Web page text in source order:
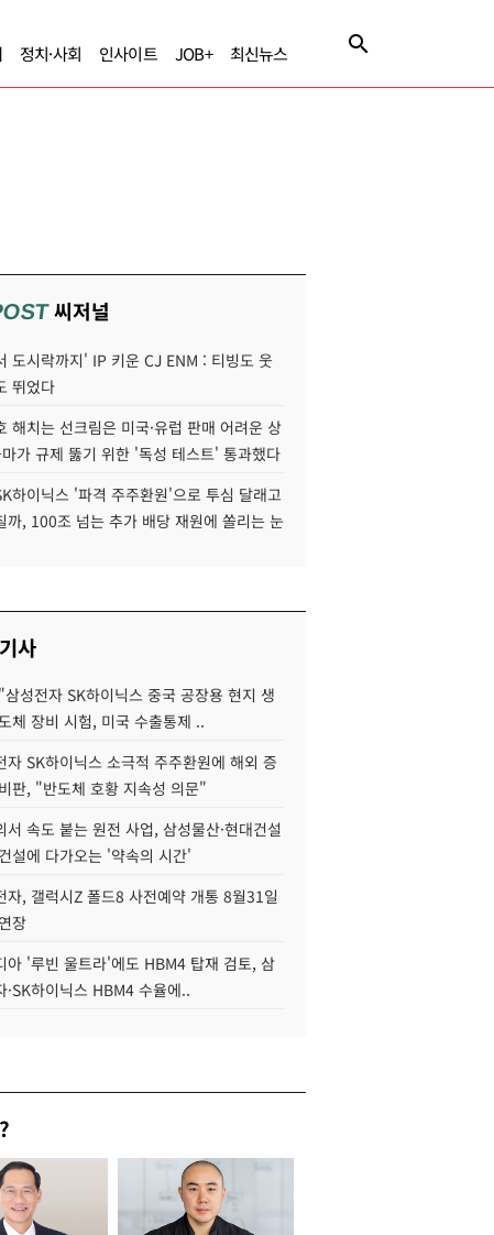
정치·사회 인사이트 JOB+ 최신뉴스
씨저널
도시락까지' IP 키운 CJ ENM : 티빙도 웃
뛰었다
해치는 선크림은 미국·유럽 판매 어려운 상
가 규제 뚫기 위한 '독성 테스트' 통과했다
하이닉스 '파격 주주환원'으로 투심 달래고
까, 100조 넘는 추가 배당 재원에 쏠리는 눈
사
성전자 SK하이닉스 중국 공장용 현지 생
체 장비 시험, 미국 수출통제 ..
자 SK하이닉스 소극적 주주환원에 해외 증
판, "반도체 호황 지속성 의문"
서 속도 붙는 원전 사업, 삼성물산·현대건설
설에 다가오는 '약속의 시간'
자, 갤럭시Z 폴드8 사전예약 개통 8월31일
장
아 '루빈 울트라'에도 HBM4 탑재 검토, 삼
·SK하이닉스 HBM4 수율에..